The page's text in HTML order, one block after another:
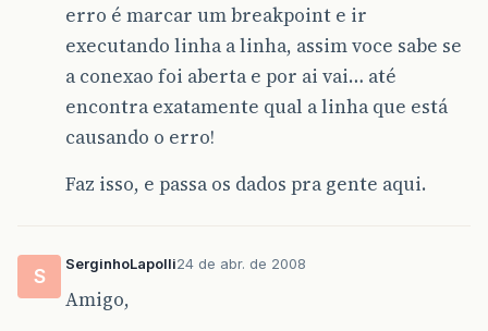
erro é marcar um breakpoint e ir
executando linha a linha, assim voce sabe se
a conexao foi aberta e por ai vai… até
encontra exatamente qual a linha que está
causando o erro!
Faz isso, e passa os dados pra gente aqui.
S
SerginhoLapolli24 de abr. de 2008
Amigo,